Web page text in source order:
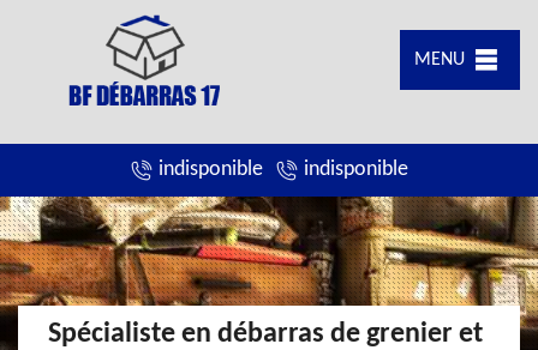
MENU
indisponible indisponible
Spécialiste en débarras de grenier et